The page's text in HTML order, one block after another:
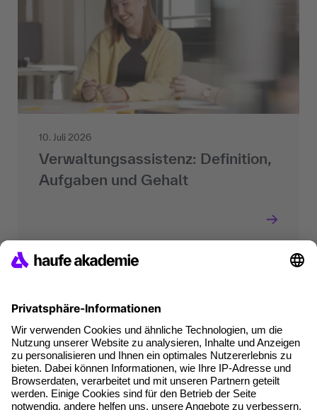
10. Juli 2026
Verwaltungsassistenz: Definition,
Aufgaben und Gehalt
ZumSeminarangebot von
Persönliche und Soziale Kompetenzen